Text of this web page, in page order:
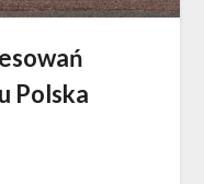
Polska